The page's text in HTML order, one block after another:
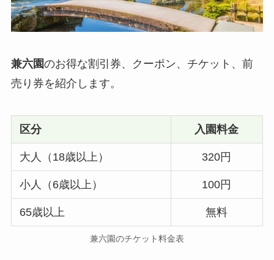
兼六園のお得な割引券、クーポン、チケット、前
売り券を紹介します。
区分 入園料金
大人（18歳以上） 320円
小人（6歳以上） 100円
65歳以上 無料
兼六園のチケット料金表